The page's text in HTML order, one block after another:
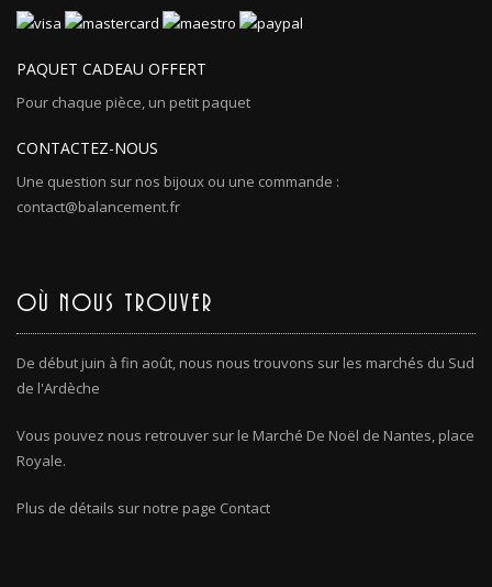
PAQUET CADEAU OFFERT
Pour chaque pièce, un petit paquet
CONTACTEZ-NOUS
Une question sur nos bijoux ou une commande :
contact@balancement.fr
OÙ NOUS TROUVER
De début juin à fin août, nous nous trouvons sur les marchés du Sud
de l'Ardèche
Vous pouvez nous retrouver sur le Marché De Noël de Nantes, place
Royale.
Plus de détails sur notre page Contact